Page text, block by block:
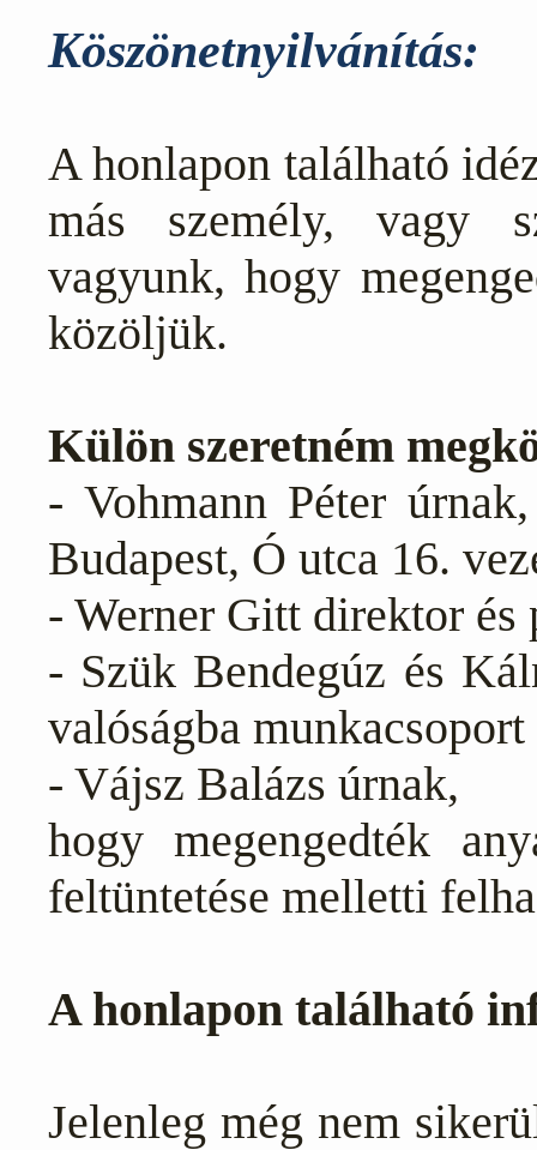
Köszönetnyilvánítás:
A honlapon található
más személy, vagy
vagyunk, hogy
közöljük.
Külön szeretném
- Vohmann Péter
Budapest, Ó utca 16.
- Werner Gitt direktor és
- Szük Bendegúz és
valóságba
- Vájsz Balázs úrnak,
hogy megengedték
feltüntetése melletti
A honlapon található
Jelenleg még nem